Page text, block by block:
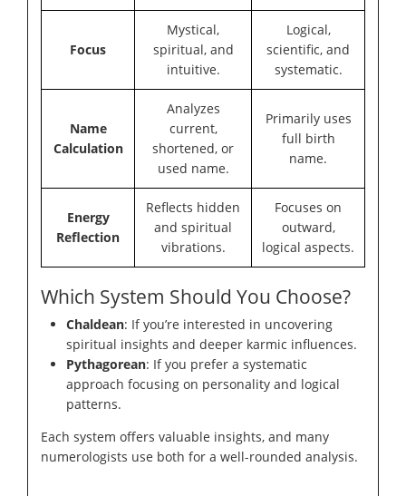
Focus
Mystical,
spiritual, and
intuitive.
Logical,
scientific, and
systematic.
Name
Calculation
Analyzes
current,
shortened, or
used name.
Primarily uses
full birth
name.
Energy
Reflection
Reflects hidden
and spiritual
vibrations.
Focuses on
outward,
logical aspects.
Which System Should You Choose?
Chaldean: If you’re interested in uncovering
spiritual insights and deeper karmic influences.
Pythagorean: If you prefer a systematic
approach focusing on personality and logical
patterns.
Each system offers valuable insights, and many
numerologists use both for a well-rounded analysis.